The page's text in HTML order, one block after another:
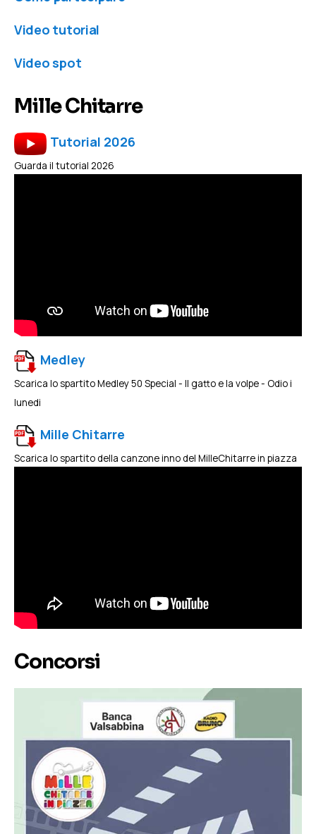
Video tutorial
Video spot
Mille Chitarre
Tutorial 2026
Guarda il tutorial 2026
Medley
Scarica lo spartito Medley 50 Special - Il gatto e la volpe - Odio i
lunedi
Mille Chitarre
Scarica lo spartito della canzone inno del MilleChitarre in piazza
Concorsi